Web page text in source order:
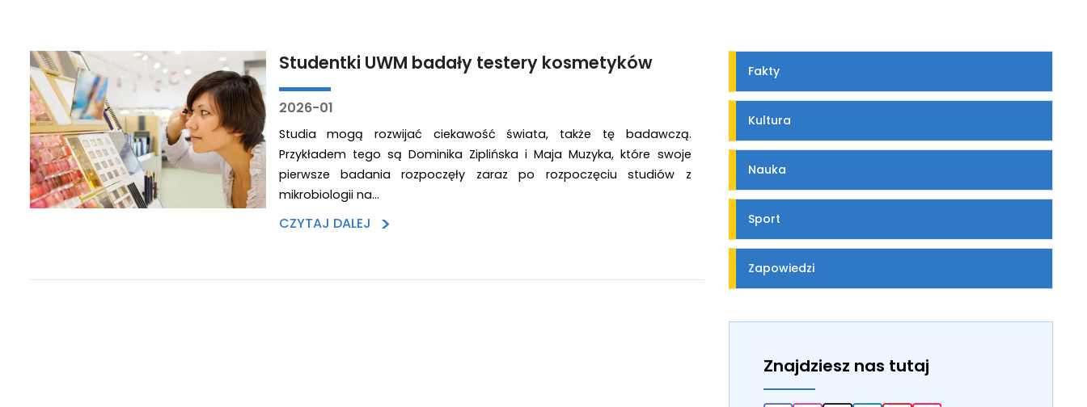
Studentki UWM badały testery kosmetyków
2026-01
Studia mogą rozwijać ciekawość świata, także tę badawczą.
Przykładem tego są Dominika Ziplińska i Maja Muzyka, które swoje
pierwsze badania rozpoczęły zaraz po rozpoczęciu studiów z
mikrobiologii na…
CZYTAJ DALEJ >
Fakty
Kultura
Nauka
Sport
Zapowiedzi
Znajdziesz nas tutaj